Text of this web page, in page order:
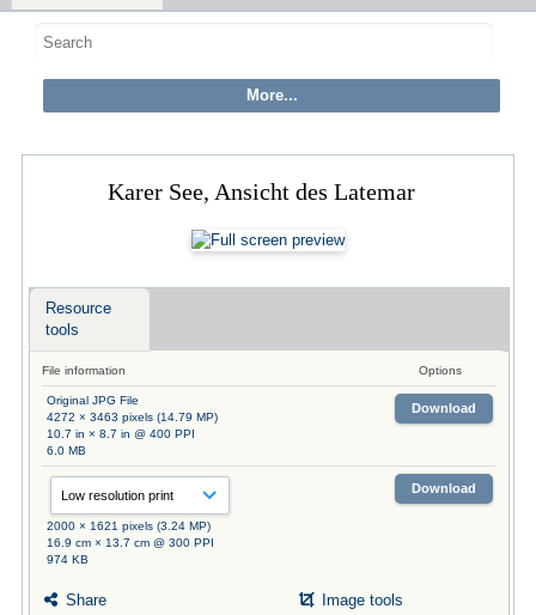
Karer See, Ansicht des Latemar
Resource
tools
File information Options
Original JPG File
4272 × 3463 pixels (14.79 MP)
10.7 in × 8.7 in @ 400 PPI
6.0 MB
Download
2000 × 1621 pixels (3.24 MP)
16.9 cm × 13.7 cm @ 300 PPI
974 KB
Download
Share Image tools